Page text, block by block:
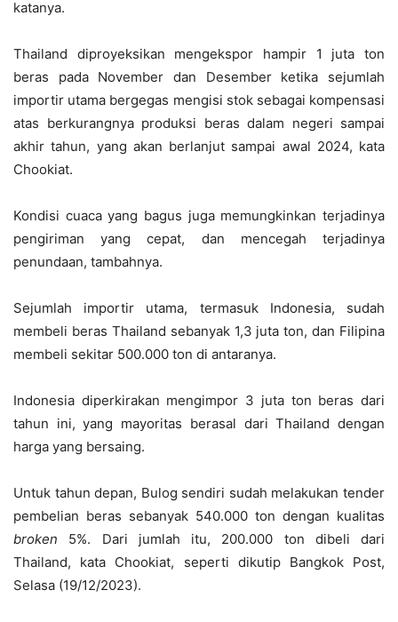
katanya.
Thailand diproyeksikan mengekspor hampir 1 juta ton
beras pada November dan Desember ketika sejumlah
importir utama bergegas mengisi stok sebagai kompensasi
atas berkurangnya produksi beras dalam negeri sampai
akhir tahun, yang akan berlanjut sampai awal 2024, kata
Chookiat.
Kondisi cuaca yang bagus juga memungkinkan terjadinya
pengiriman yang cepat, dan mencegah terjadinya
penundaan, tambahnya.
Sejumlah importir utama, termasuk Indonesia, sudah
membeli beras Thailand sebanyak 1,3 juta ton, dan Filipina
membeli sekitar 500.000 ton di antaranya.
Indonesia diperkirakan mengimpor 3 juta ton beras dari
tahun ini, yang mayoritas berasal dari Thailand dengan
harga yang bersaing.
Untuk tahun depan, Bulog sendiri sudah melakukan tender
pembelian beras sebanyak 540.000 ton dengan kualitas
broken 5%. Dari jumlah itu, 200.000 ton dibeli dari
Thailand, kata Chookiat, seperti dikutip Bangkok Post,
Selasa (19/12/2023).